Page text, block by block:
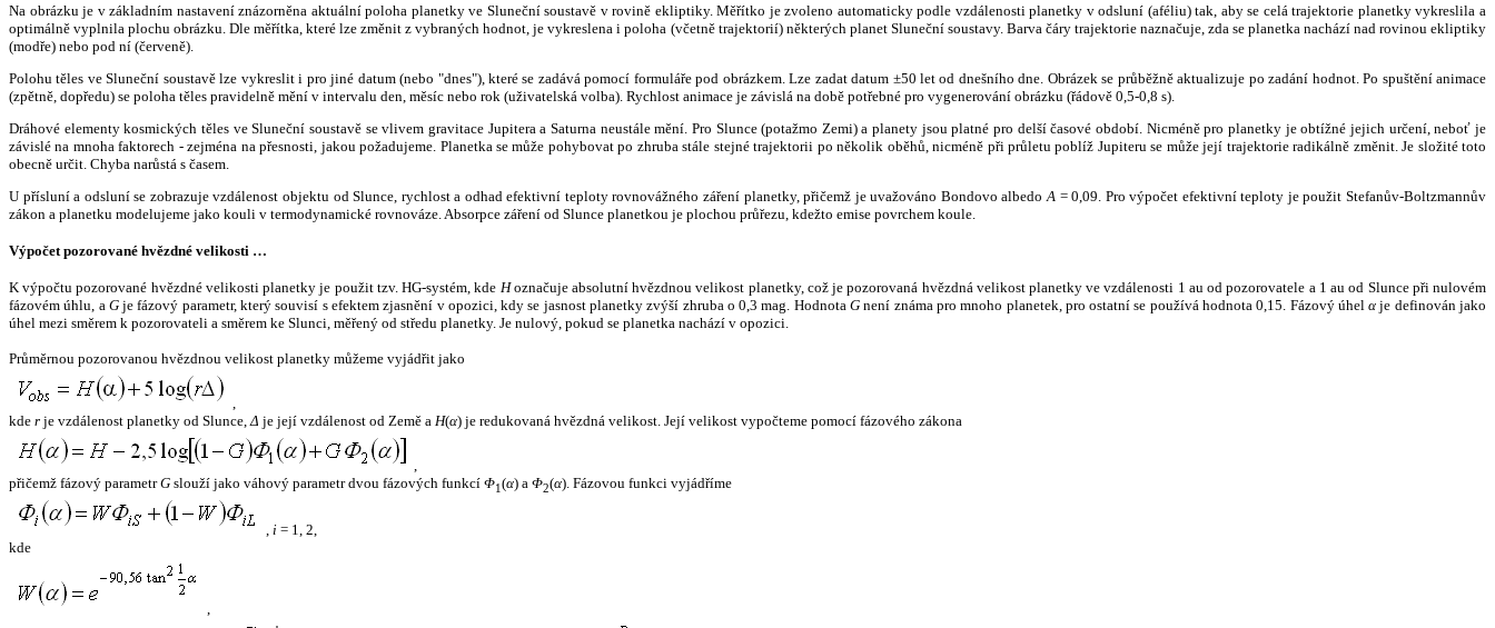
Na obrázku je v základním nastavení znázorněna aktuální poloha planetky ve Sluneční soustavě v rovině ekliptiky. Měřítko je zvoleno automaticky podle vzdálenosti planetky v odsluní (aféliu) tak, aby se celá trajektorie planetky vykreslila a
optimálně vyplnila plochu obrázku. Dle měřítka, které lze změnit z vybraných hodnot, je vykreslena i poloha (včetně trajektorií) některých planet Sluneční soustavy. Barva čáry trajektorie naznačuje, zda se planetka nachází nad rovinou ekliptiky
(modře) nebo pod ní (červeně).
Polohu těles ve Sluneční soustavě lze vykreslit i pro jiné datum (nebo "dnes"), které se zadává pomocí formuláře pod obrázkem. Lze zadat datum ±50 let od dnešního dne. Obrázek se průběžně aktualizuje po zadání hodnot. Po spuštění animace
(zpětně, dopředu) se poloha těles pravidelně mění v intervalu den, měsíc nebo rok (uživatelská volba). Rychlost animace je závislá na době potřebné pro vygenerování obrázku (řádově 0,5-0,8 s).
Dráhové elementy kosmických těles ve Sluneční soustavě se vlivem gravitace Jupitera a Saturna neustále mění. Pro Slunce (potažmo Zemi) a planety jsou platné pro delší časové období. Nicméně pro planetky je obtížné jejich určení, neboť je
závislé na mnoha faktorech - zejména na přesnosti, jakou požadujeme. Planetka se může pohybovat po zhruba stále stejné trajektorii po několik oběhů, nicméně při průletu poblíž Jupiteru se může její trajektorie radikálně změnit. Je složité toto
obecně určit. Chyba narůstá s časem.
U přísluní a odsluní se zobrazuje vzdálenost objektu od Slunce, rychlost a odhad efektivní teploty rovnovážného záření planetky, přičemž je uvažováno Bondovo albedo A = 0,09. Pro výpočet efektivní teploty je použit Stefanův-Boltzmannův
zákon a planetku modelujeme jako kouli v termodynamické rovnováze. Absorpce záření od Slunce planetkou je plochou průřezu, kdežto emise povrchem koule.
Výpočet pozorované hvězdné velikosti …
K výpočtu pozorované hvězdné velikosti planetky je použit tzv. HG-systém, kde Hoznačuje absolutní hvězdnou velikost planetky, což je pozorovaná hvězdná velikost planetky ve vzdálenosti 1 au od pozorovatele a 1 au od Slunce při nulovém
fázovém úhlu, a Gje fázový parametr, který souvisí s efektem zjasnění v opozici, kdy se jasnost planetky zvýší zhruba o 0,3 mag. HodnotaG není známa pro mnoho planetek, pro ostatní se používá hodnota 0,15. Fázový úhelα je definován jako
úhel mezi směrem k pozorovateli a směrem ke Slunci, měřený od středu planetky. Je nulový, pokud se planetka nachází v opozici.
Průměrnou pozorovanou hvězdnou velikost planetky můžeme vyjádřit jako
,
kde r je vzdálenost planetky od Slunce,Δ je její vzdálenost od Země a H(α) je redukovaná hvězdná velikost. Její velikost vypočteme pomocí fázového zákona
,
přičemž fázový parametrG slouží jako váhový parametr dvou fázových funkcí Φ1(α) a Φ2(α). Fázovou funkci vyjádříme
, i = 1, 2,
kde
,